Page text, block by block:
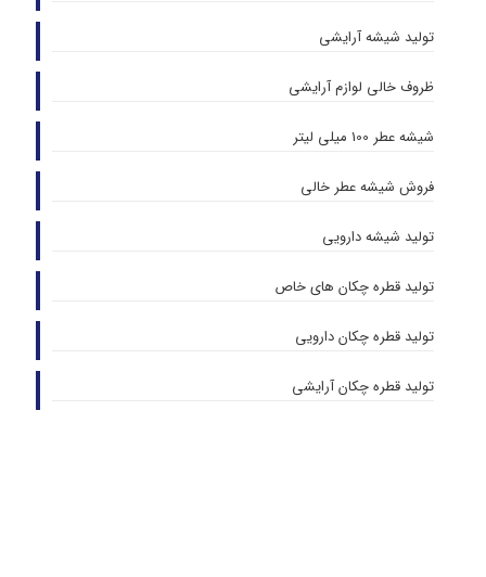
تولید شیشه آرایشی
ظروف خالی لوازم آرایشی
شیشه عطر 100 میلی لیتر
فروش شیشه عطر خالی
تولید شیشه دارویی
تولید قطره چکان های خاص
تولید قطره چکان دارویی
تولید قطره چکان آرایشی